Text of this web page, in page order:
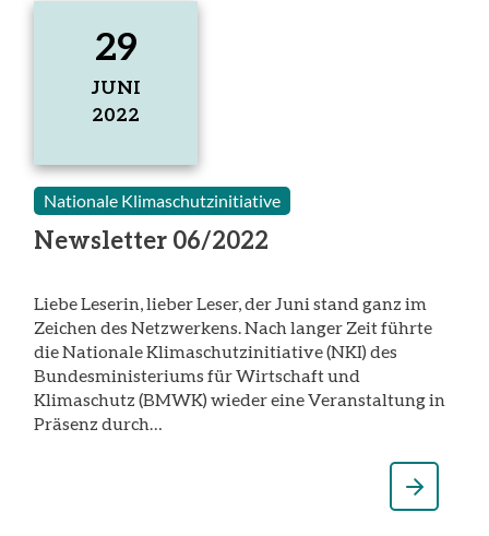
29
JUNI
2022
Juni
2022
Nationale Klimaschutzinitiative
Newsletter 06/2022
Liebe Leserin, lieber Leser, der Juni stand ganz im
Zeichen des Netzwerkens. Nach langer Zeit führte
die Nationale Klimaschutzinitiative (NKI) des
Bundesministeriums für Wirtschaft und
Klimaschutz (BMWK) wieder eine Veranstaltung in
Präsenz durch…